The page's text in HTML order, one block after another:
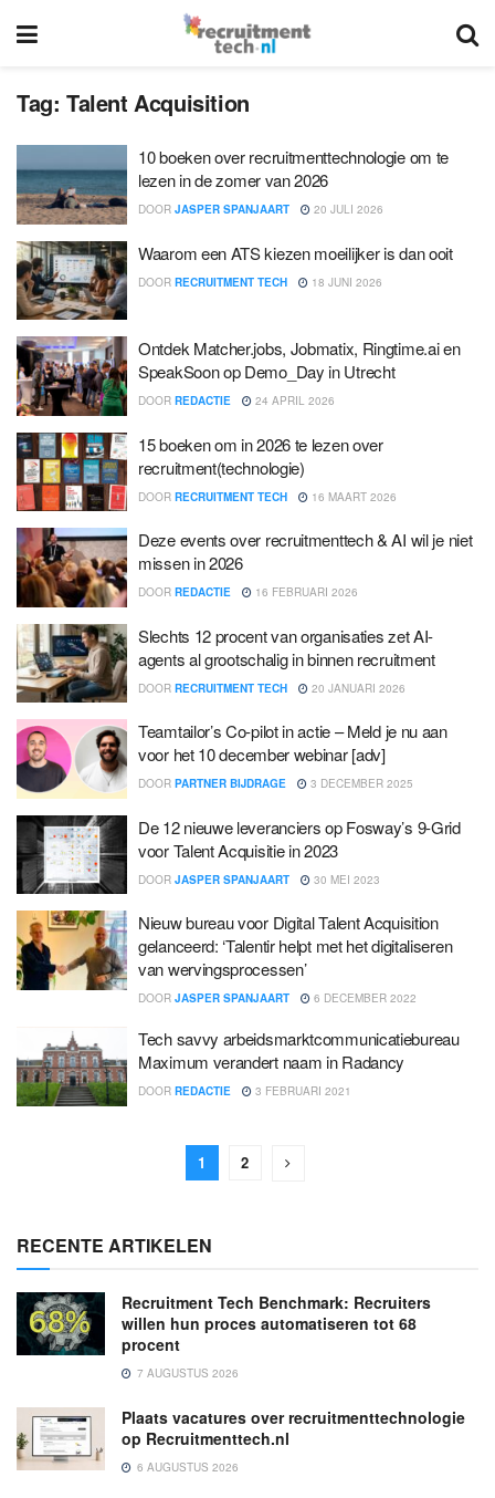
Tag: Talent Acquisition
10 boeken over recruitmenttechnologie om te
lezen in de zomer van 2026
DOOR JASPER SPANJAART 20 JULI 2026
Waarom een ATS kiezen moeilijker is dan ooit
DOOR RECRUITMENT TECH 18 JUNI 2026
Ontdek Matcher.jobs, Jobmatix, Ringtime.ai en
SpeakSoon op Demo_Day in Utrecht
DOOR REDACTIE 24 APRIL 2026
15 boeken om in 2026 te lezen over
recruitment(technologie)
DOOR RECRUITMENT TECH 16 MAART 2026
Deze events over recruitmenttech & AI wil je niet
missen in 2026
DOOR REDACTIE 16 FEBRUARI 2026
Slechts 12 procent van organisaties zet AI-
agents al grootschalig in binnen recruitment
DOOR RECRUITMENT TECH 20 JANUARI 2026
Teamtailor’s Co-pilot in actie – Meld je nu aan
voor het 10 december webinar [adv]
DOOR PARTNER BIJDRAGE 3 DECEMBER 2025
De 12 nieuwe leveranciers op Fosway’s 9-Grid
voor Talent Acquisitie in 2023
DOOR JASPER SPANJAART 30 MEI 2023
Nieuw bureau voor Digital Talent Acquisition
gelanceerd: ‘Talentir helpt met het digitaliseren
van wervingsprocessen’
DOOR JASPER SPANJAART 6 DECEMBER 2022
Tech savvy arbeidsmarktcommunicatiebureau
Maximum verandert naam in Radancy
DOOR REDACTIE 3 FEBRUARI 2021
1 2
RECENTE ARTIKELEN
Recruitment Tech Benchmark: Recruiters
willen hun proces automatiseren tot 68
procent
7 AUGUSTUS 2026
Plaats vacatures over recruitmenttechnologie
op Recruitmenttech.nl
6 AUGUSTUS 2026